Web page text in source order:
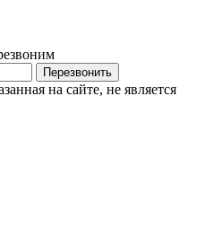
Перезвонить
на сайте, не является